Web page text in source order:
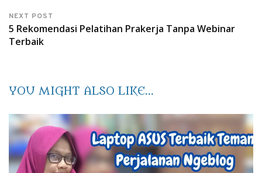
NEXT POST
5 Rekomendasi Pelatihan Prakerja Tanpa Webinar
Terbaik
YOU MIGHT ALSO LIKE...